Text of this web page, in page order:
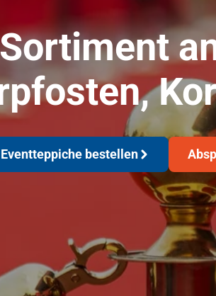
Eventteppiche bestellen